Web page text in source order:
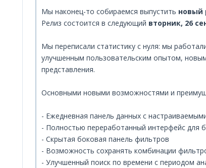
Мы наконец-то собираемся выпустить новый
Релиз состоится в следующий вторник, 26
Мы переписали статистику с нуля: мы
улучшенным пользовательским опытом,
представления.
Основными новыми возможностями и
- Ежедневная панель данных с
- Полностью переработанный интерфейс для
- Скрытая боковая панель фильтров
- Возможность сохранять комбинации
- Улучшенный поиск по времени с периодом